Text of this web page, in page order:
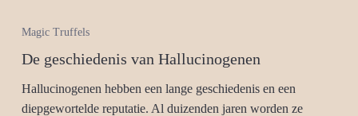
Magic Truffels
De geschiedenis van Hallucinogenen
Hallucinogenen hebben een lange geschiedenis en een
diepgewortelde reputatie. Al duizenden jaren worden ze